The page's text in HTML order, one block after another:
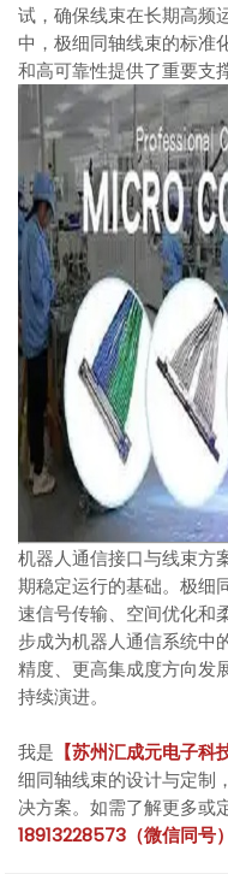
试，确保线束在长期高频
中，极细同轴线束的标准
和高可靠性提供了重要支撑
机器人通信接口与线束方
期稳定运行的基础。极
速信号传输、空间优化和
步成为机器人通信系统中
精度、更高集成度方向发
持续演进。
我是 【苏州汇成元电子科
细同轴线束的设计与定制
决方案。如需了解更多或
18913228573（微信同号）